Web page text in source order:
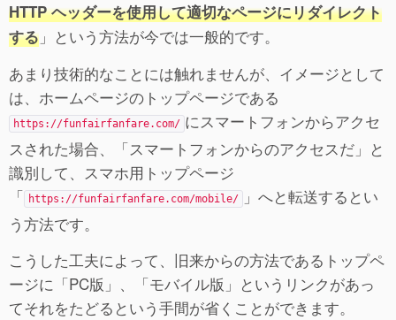
HTTP ヘッダーを使用して適切なページにリダイレクト
する 」という方法が今では一般的です。
あまり技術的なことには触れませんが、イメージとして
は、ホームページのトップページである
https://funfairfanfare.com/ にスマートフォンからアクセ
スされた場合、「スマートフォンからのアクセスだ」と
識別して、スマホ用トップページ
「 https://funfairfanfare.com/mobile/
」へと転送するとい
う方法です。
こうした工夫によって、旧来からの方法であるトップペ
ージに「PC版」、「モバイル版」というリンクがあっ
てそれをたどるという手間が省くことができます。